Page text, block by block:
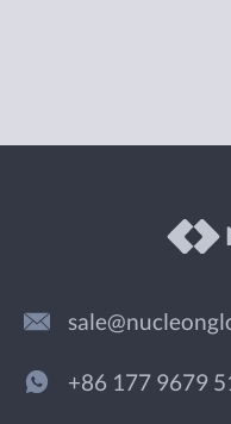
+86 177 9679